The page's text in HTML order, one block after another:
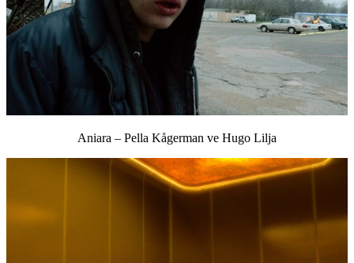
Aniara – Pella Kågerman ve Hugo Lilja